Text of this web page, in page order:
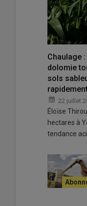
Une
40 jours
bande le
Cette
Chaulage
dolomie
sols
22 juillet
Éloïse
hectares à
tendance